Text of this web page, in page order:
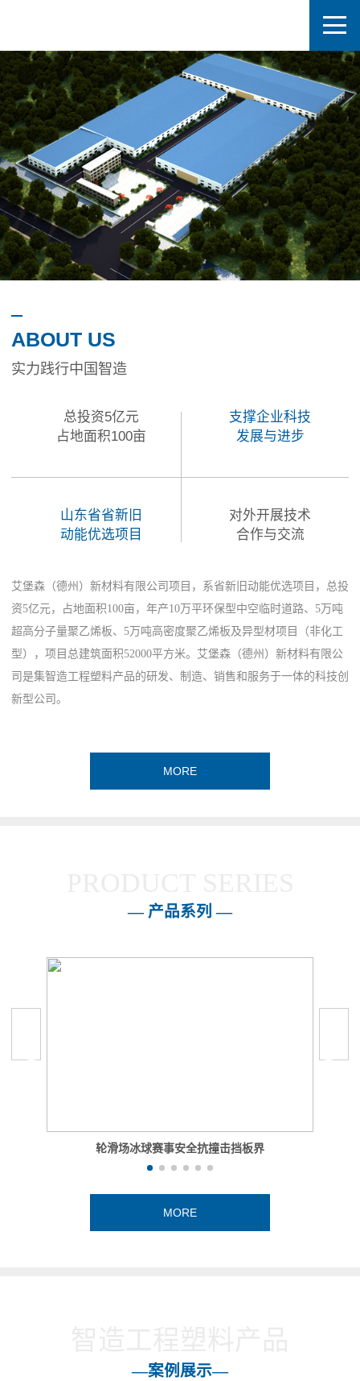
ABOUT US
实力践行中国智造
总投资5亿元
占地面积100亩
支撑企业科技
发展与进步
山东省省新旧
动能优选项目
对外开展技术
合作与交流
艾堡森（德州）新材料有限公司项目，系省新旧动能优选项目，总投
资5亿元，占地面积100亩，年产10万平环保型中空临时道路、5万吨
超高分子量聚乙烯板、5万吨高密度聚乙烯板及异型材项目（非化工
型），项目总建筑面积52000平方米。艾堡森（德州）新材料有限公
司是集智造工程塑料产品的研发、制造、销售和服务于一体的科技创
新型公司。
MORE
— 产品系列 —
轮滑场冰球赛事安全抗撞击挡板界
MORE
—案例展示—